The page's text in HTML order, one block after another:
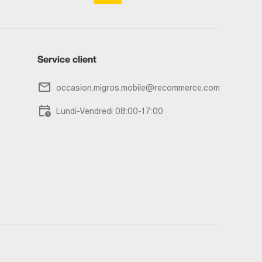
Service client
occasion.migros.mobile@recommerce.com
Lundi-Vendredi 08:00-17:00